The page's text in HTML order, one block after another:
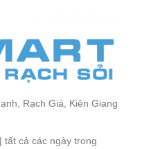
Rạch Giá, Kiên Giang
tất cả các ngày trong